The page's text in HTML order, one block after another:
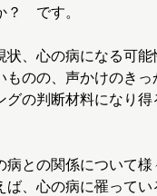
？ です。
、心の病になる可能
ものの、声かけのきっ
の判断材料になり得
との関係について様
ば、心の病に罹ってい